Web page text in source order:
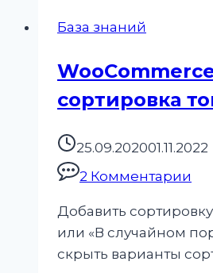
База знаний
сортировка
25.09.202001.11.2022
2 Комментарии
Добавить
или «В случайном
скрыть варианты